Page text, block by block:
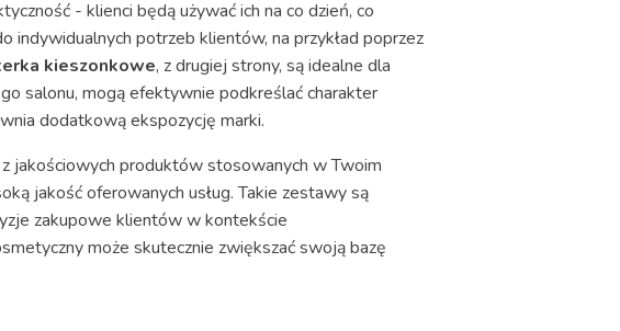
- klienci będą używać ich na co dzień, co
indywidualnych potrzeb klientów, na przykład poprzez
kieszonkowe, z drugiej strony, są idealne dla
salonu, mogą efektywnie podkreślać charakter
dodatkową ekspozycję marki.
jakościowych produktów stosowanych w Twoim
jakość oferowanych usług. Takie zestawy są
zakupowe klientów w kontekście
może skutecznie zwiększać swoją bazę